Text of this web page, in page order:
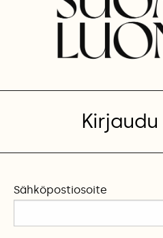
Sähköpostiosoite